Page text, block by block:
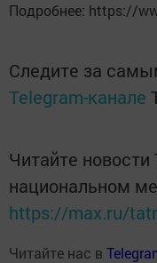
Подробнее: https://
Следите за
Telegram-канале
Читайте новости
национальном
https://max.ru/
Читайте нас в